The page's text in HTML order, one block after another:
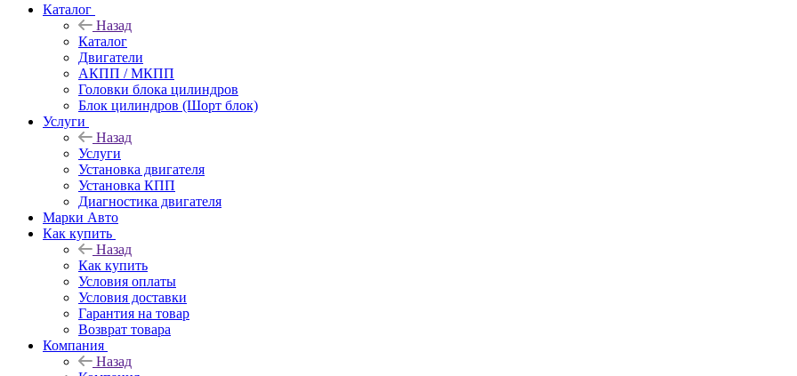
Каталог
Назад
Каталог
Двигатели
АКПП / МКПП
Головки блока цилиндров
Блок цилиндров (Шорт блок)
Услуги
Назад
Услуги
Установка двигателя
Установка КПП
Диагностика двигателя
Марки Авто
Как купить
Назад
Как купить
Условия оплаты
Условия доставки
Гарантия на товар
Возврат товара
Компания
Назад